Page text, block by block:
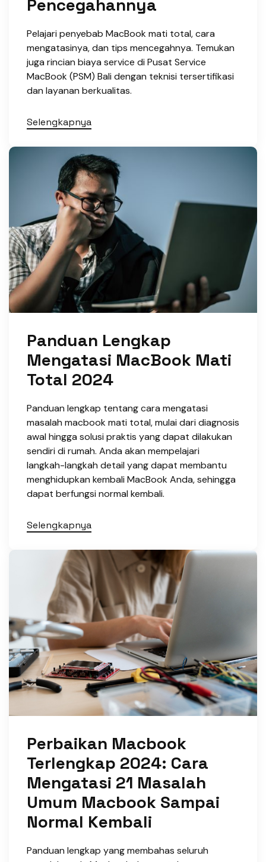
Pencegahannya
Pelajari penyebab MacBook mati total, cara
mengatasinya, dan tips mencegahnya. Temukan
juga rincian biaya service di Pusat Service
MacBook (PSM) Bali dengan teknisi tersertifikasi
dan layanan berkualitas.
Selengkapnya
Panduan Lengkap
Mengatasi MacBook Mati
Total 2024
Panduan lengkap tentang cara mengatasi
masalah macbook mati total, mulai dari diagnosis
awal hingga solusi praktis yang dapat dilakukan
sendiri di rumah. Anda akan mempelajari
langkah-langkah detail yang dapat membantu
menghidupkan kembali MacBook Anda, sehingga
dapat berfungsi normal kembali.
Selengkapnya
Perbaikan Macbook
Terlengkap 2024: Cara
Mengatasi 21 Masalah
Umum Macbook Sampai
Normal Kembali
Panduan lengkap yang membahas seluruh